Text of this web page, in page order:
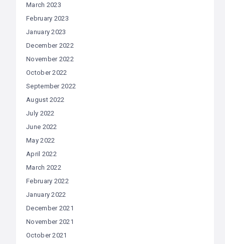
March 2023
February 2023
January 2023
December 2022
November 2022
October 2022
September 2022
August 2022
July 2022
June 2022
May 2022
April 2022
March 2022
February 2022
January 2022
December 2021
November 2021
October 2021